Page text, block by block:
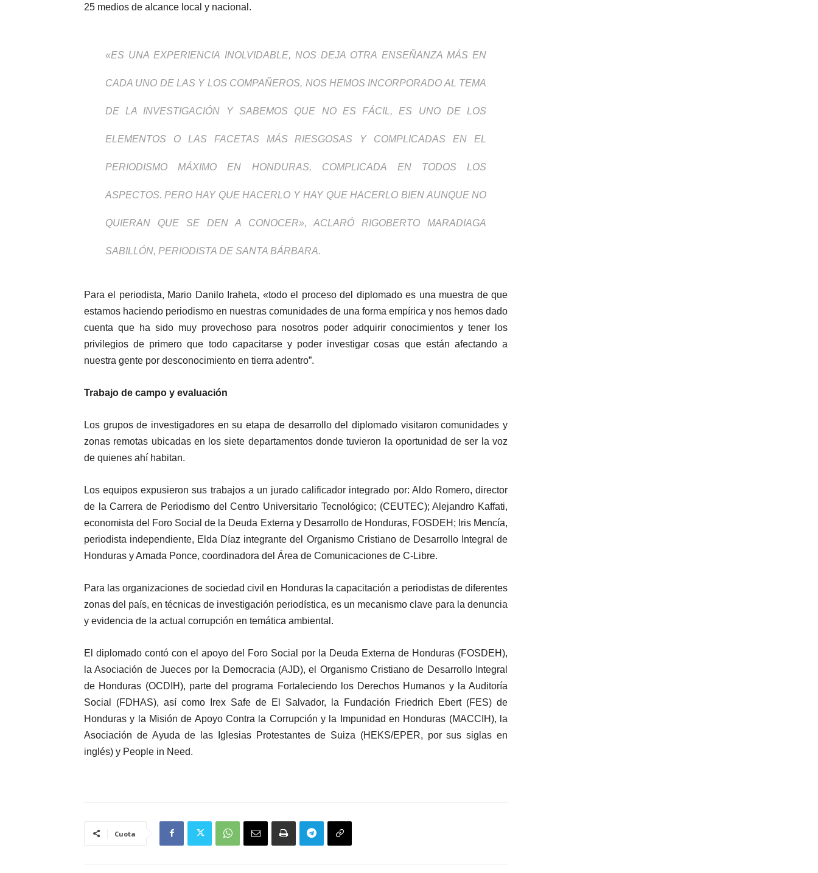
25 medios de alcance local y nacional.
«ES UNA EXPERIENCIA INOLVIDABLE, NOS DEJA OTRA ENSEÑANZA MÁS EN
CADA UNO DE LAS Y LOS COMPAÑEROS, NOS HEMOS INCORPORADO AL TEMA
DE LA INVESTIGACIÓN Y SABEMOS QUE NO ES FÁCIL, ES UNO DE LOS
ELEMENTOS O LAS FACETAS MÁS RIESGOSAS Y COMPLICADAS EN EL
PERIODISMO MÁXIMO EN HONDURAS, COMPLICADA EN TODOS LOS
ASPECTOS. PERO HAY QUE HACERLO Y HAY QUE HACERLO BIEN AUNQUE NO
QUIERAN QUE SE DEN A CONOCER», ACLARÓ RIGOBERTO MARADIAGA
SABILLÓN, PERIODISTA DE SANTA BÁRBARA.
Para el periodista, Mario Danilo Iraheta, «todo el proceso del diplomado es una muestra de que
estamos haciendo periodismo en nuestras comunidades de una forma empírica y nos hemos dado
cuenta que ha sido muy provechoso para nosotros poder adquirir conocimientos y tener los
privilegios de primero que todo capacitarse y poder investigar cosas que están afectando a
nuestra gente por desconocimiento en tierra adentro”.
Trabajo de campo y evaluación
Los grupos de investigadores en su etapa de desarrollo del diplomado visitaron comunidades y
zonas remotas ubicadas en los siete departamentos donde tuvieron la oportunidad de ser la voz
de quienes ahí habitan.
Los equipos expusieron sus trabajos a un jurado calificador integrado por: Aldo Romero, director
de la Carrera de Periodismo del Centro Universitario Tecnológico; (CEUTEC); Alejandro Kaffati,
economista del Foro Social de la Deuda Externa y Desarrollo de Honduras, FOSDEH; Iris Mencía,
periodista independiente, Elda Díaz integrante del Organismo Cristiano de Desarrollo Integral de
Honduras y Amada Ponce, coordinadora del Área de Comunicaciones de C-Libre.
Para las organizaciones de sociedad civil en Honduras la capacitación a periodistas de diferentes
zonas del país, en técnicas de investigación periodística, es un mecanismo clave para la denuncia
y evidencia de la actual corrupción en temática ambiental.
El diplomado contó con el apoyo del Foro Social por la Deuda Externa de Honduras (FOSDEH),
la Asociación de Jueces por la Democracia (AJD), el Organismo Cristiano de Desarrollo Integral
de Honduras (OCDIH), parte del programa Fortaleciendo los Derechos Humanos y la Auditoría
Social (FDHAS), así como Irex Safe de El Salvador, la Fundación Friedrich Ebert (FES) de
Honduras y la Misión de Apoyo Contra la Corrupción y la Impunidad en Honduras (MACCIH), la
Asociación de Ayuda de las Iglesias Protestantes de Suiza (HEKS/EPER, por sus siglas en
inglés) y People in Need.
Cuota